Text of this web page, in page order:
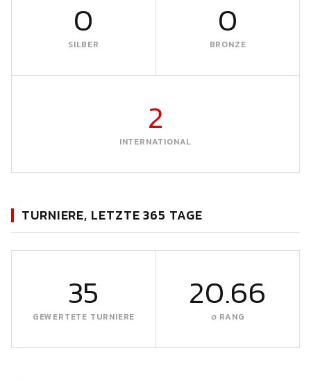
0
SILBER
0
BRONZE
2
INTERNATIONAL
TURNIERE, LETZTE 365 TAGE
35
GEWERTETE TURNIERE
20.66
∅ RANG